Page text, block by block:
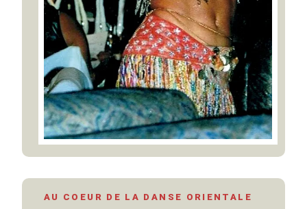
AU COEUR DE LA DANSE ORIENTALE